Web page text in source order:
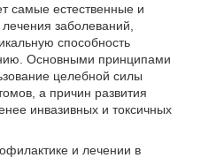
самые естественные и
заболеваний,
способность
Основными принципами
целебной силы
а причин развития
инвазивных и токсичных
и лечении в